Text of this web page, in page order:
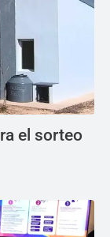
el sorteo